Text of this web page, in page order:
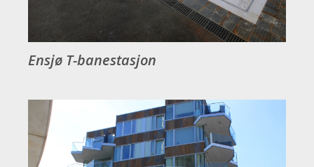
Ensjø T-banestasjon